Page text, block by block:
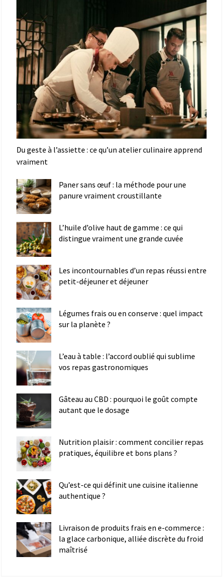
Du geste à l’assiette : ce qu’un atelier culinaire apprend
vraiment
Paner sans œuf : la méthode pour une
panure vraiment croustillante
L’huile d’olive haut de gamme : ce qui
distingue vraiment une grande cuvée
Les incontournables d’un repas réussi entre
petit-déjeuner et déjeuner
Légumes frais ou en conserve : quel impact
sur la planète ?
L’eau à table : l’accord oublié qui sublime
vos repas gastronomiques
Gâteau au CBD : pourquoi le goût compte
autant que le dosage
Nutrition plaisir : comment concilier repas
pratiques, équilibre et bons plans ?
Qu’est-ce qui définit une cuisine italienne
authentique ?
Livraison de produits frais en e-commerce :
la glace carbonique, alliée discrète du froid
maîtrisé